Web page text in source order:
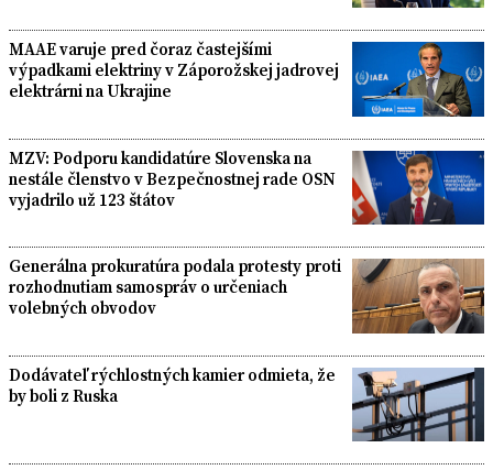
MAAE varuje pred čoraz častejšími
výpadkami elektriny v Záporožskej jadrovej
elektrárni na Ukrajine
MZV: Podporu kandidatúre Slovenska na
nestále členstvo v Bezpečnostnej rade OSN
vyjadrilo už 123 štátov
Generálna prokuratúra podala protesty proti
rozhodnutiam samospráv o určeniach
volebných obvodov
Dodávateľ rýchlostných kamier odmieta, že
by boli z Ruska